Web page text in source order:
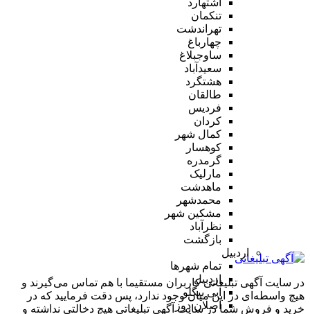
اشتهارد
تنکمان
تهراندشت
چهارباغ
ساوجبلاغ
سعیدآباد
هشتگرد
طالقان
فردیس
کردان
کمال شهر
کوهسار
گرمدره
مارلیک
ماهدشت
محمدشهر
مشکین شهر
نظرآباد
بازگشت
اردبیل
تمام شهر‌ها
اردبیل
آبی بیگلو
اصلان دوز
در سایت آگهی تبلیغاتی کاربران مستقیما با هم تماس می‌گیرند و
هیچ واسطه‌ای در این میان وجود ندارد، پس دقت فرمایید که در
خرید و فروشِ شما در سایت آگهی تبلیغاتی هیچ دخالتی نداشته و